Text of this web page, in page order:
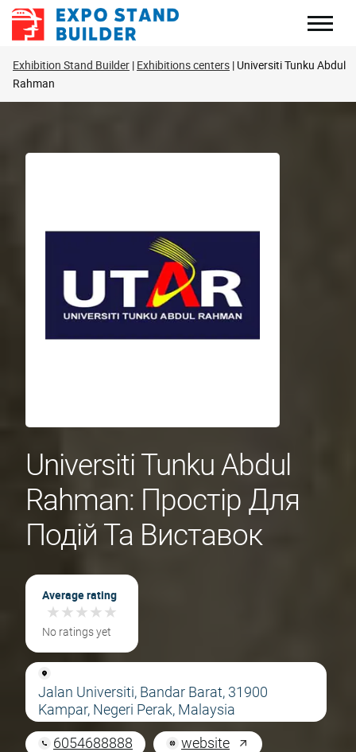
Перейти
Exhibition Stand Builder Exhibitions centers Universiti Tunku Abdul
Rahman
Universiti Tunku Abdul
Rahman: Простір Для
Подій Та Виставок
Average rating
★★★★★
★★★★★
No ratings yet
Jalan Universiti, Bandar Barat, 31900
Kampar, Negeri Perak, Malaysia
6054688888
website